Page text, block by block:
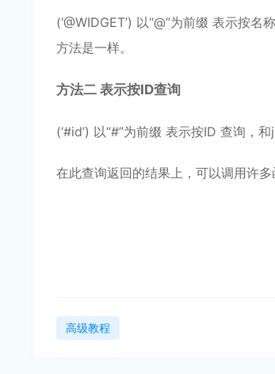
(‘@WIDGET’) 以“@”为前缀 表示按
方法是一样。
方法二 表示按ID查询
(‘#id’) 以“#”为前缀 表示按ID 查询，
在此查询返回的结果上，可以调用许多
高级教程